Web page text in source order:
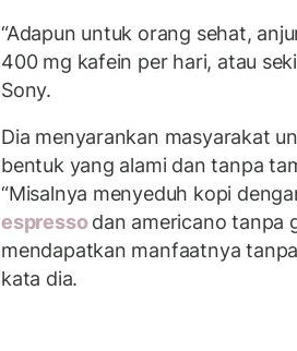
“Adapun untuk orang sehat,
400 mg kafein per hari, atau
Sony.
Dia menyarankan masyarakat
bentuk yang alami dan tanpa
“Misalnya menyeduh kopi
espressodan americano tanpa
mendapatkan manfaatnya
kata dia.